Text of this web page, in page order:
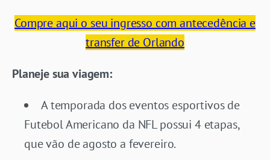
Compre aqui o seu ingresso com antecedência e
transfer de Orlando
Planeje sua viagem:
A temporada dos eventos esportivos de
Futebol Americano da NFL possui 4 etapas,
que vão de agosto a fevereiro.